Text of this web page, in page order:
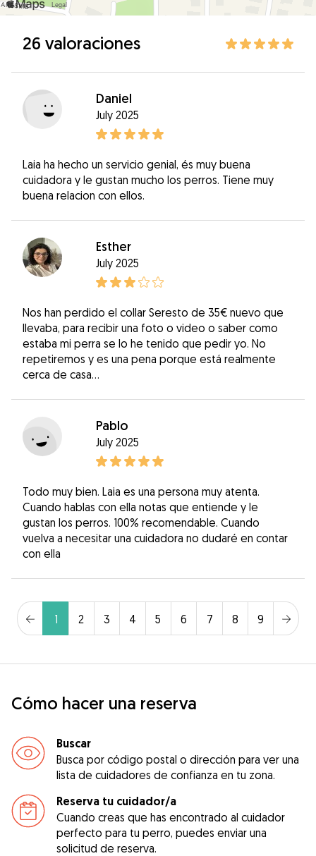
26 valoraciones
Daniel
July 2025
Laia ha hecho un servicio genial, és muy buena
cuidadora y le gustan mucho los perros. Tiene muy
buena relacion con ellos.
Esther
July 2025
Nos han perdido el collar Seresto de 35€ nuevo que
llevaba, para recibir una foto o video o saber como
estaba mi perra se lo he tenido que pedir yo. No
repetiremos y es una pena porque está realmente
cerca de casa...
Pablo
July 2025
Todo muy bien. Laia es una persona muy atenta.
Cuando hablas con ella notas que entiende y le
gustan los perros. 100% recomendable. Cuando
vuelva a necesitar una cuidadora no dudaré en contar
con ella
1 2 3 4 5 6 7 8 9
Cómo hacer una reserva
Buscar
Busca por código postal o dirección para ver una
lista de cuidadores de confianza en tu zona.
Reserva tu cuidador/a
Cuando creas que has encontrado al cuidador
perfecto para tu perro, puedes enviar una
solicitud de reserva.